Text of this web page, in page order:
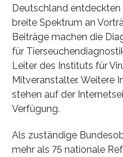
Deutschland entdeckten
breite Spektrum an
Beiträge machen die
für
Leiter des Instituts für
Mitveranstalter. Weitere
stehen auf der
Verfügung.
Als zuständige
mehr als 75 nationale